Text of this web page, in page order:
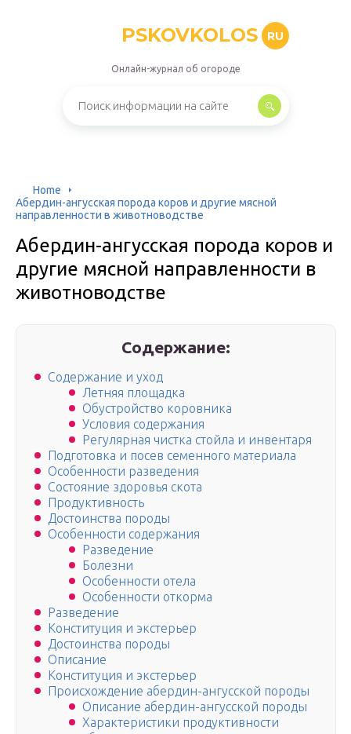
PSKOVKOLOS RU
Онлайн-журнал об огороде
Home
Абердин-ангусская порода коров и другие мясной
направленности в животноводстве
Абердин-ангусская порода коров и
другие мясной направленности в
животноводстве
Содержание:
Содержание и уход
Летняя площадка
Обустройство коровника
Условия содержания
Регулярная чистка стойла и инвентаря
Подготовка и посев семенного материала
Особенности разведения
Состояние здоровья скота
Продуктивность
Достоинства породы
Особенности содержания
Разведение
Болезни
Особенности отела
Особенности откорма
Разведение
Конституция и экстерьер
Достоинства породы
Описание
Конституция и экстерьер
Происхождение абердин-ангусской породы
Описание абердин-ангусской породы
Характеристики продуктивности